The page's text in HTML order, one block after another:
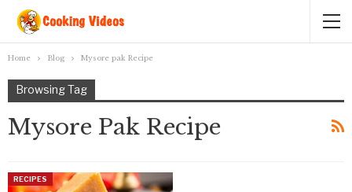
Home Blog Mysore pak Recipe
Browsing Tag
Mysore Pak Recipe
RECIPES